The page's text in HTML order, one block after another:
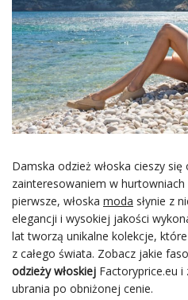
Damska odzież włoska cieszy
zainteresowaniem w
pierwsze, włoska moda słynie z
elegancji i wysokiej jakości
lat tworzą unikalne kolekcje,
z całego świata. Zobacz jakie
odzieży włoskiej Factoryprice.eu
ubrania po obniżonej cenie.